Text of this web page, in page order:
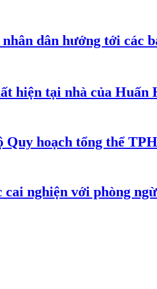
dân hướng tới các
hiện tại nhà của Huấn
Quy hoạch tổng thể
cai nghiện với phòng